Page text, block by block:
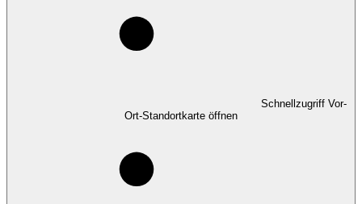
Schnellzugriff Vor-
Ort-Standortkarte öffnen